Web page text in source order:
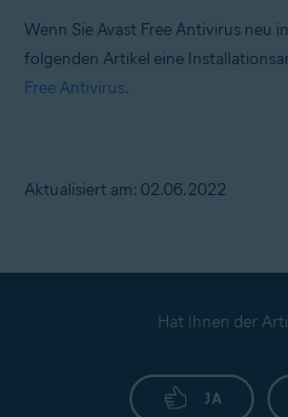
Wenn Sie Avast Free Antivirus neu
folgenden Artikel eine
Free Antivirus.
Aktualisiert am: 02.06.2022
Hat Ihnen der
JA